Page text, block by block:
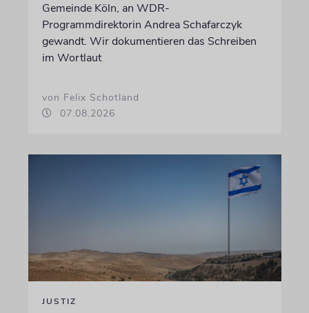
Gemeinde Köln, an WDR-
Programmdirektorin Andrea Schafarczyk
gewandt. Wir dokumentieren das Schreiben
im Wortlaut
von Felix Schotland
07.08.2026
JUSTIZ